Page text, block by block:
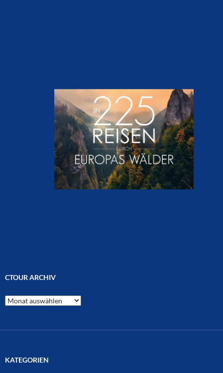
CTOUR ARCHIV
CTOUR
Archiv
KATEGORIEN